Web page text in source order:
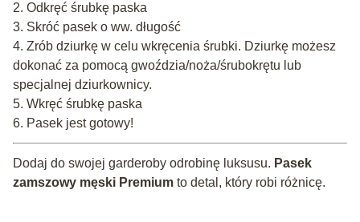
2. Odkręć śrubkę paska
3. Skróć pasek o ww. długość
4. Zrób dziurkę w celu wkręcenia śrubki. Dziurkę możesz
dokonać za pomocą gwoździa/noża/śrubokrętu lub
specjalnej dziurkownicy.
5. Wkręć śrubkę paska
6. Pasek jest gotowy!
Dodaj do swojej garderoby odrobinę luksusu. Pasek
zamszowy męski Premium to detal, który robi różnicę.